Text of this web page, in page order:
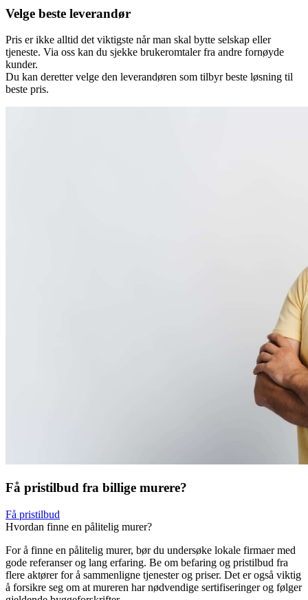
Velge beste leverandør
Pris er ikke alltid det viktigste når man skal bytte selskap eller
tjeneste. Via oss kan du sjekke brukeromtaler fra andre fornøyde
kunder.
Du kan deretter velge den leverandøren som tilbyr beste løsning til
beste pris.
Få pristilbud fra billige murere?
Få pristilbud
Hvordan finne en pålitelig murer?
For å finne en pålitelig murer, bør du undersøke lokale firmaer med
gode referanser og lang erfaring. Be om befaring og pristilbud fra
flere aktører for å sammenligne tjenester og priser. Det er også viktig
å forsikre seg om at mureren har nødvendige sertifiseringer og følger